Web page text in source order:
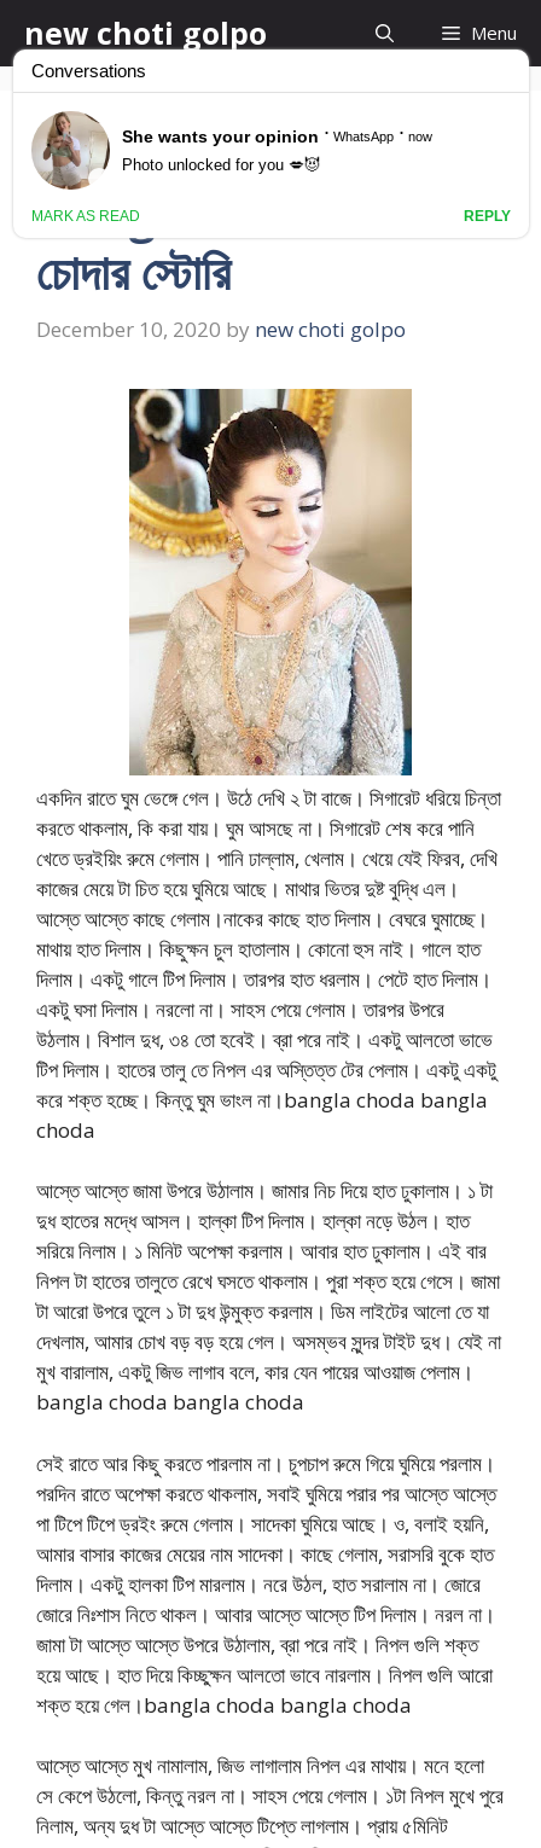
to
content
new choti golpo Menu
Bangla Choda
Bangla Choda বাংলা
চোদার স্টোরি
December 10, 2020 by new choti golpo
একদিন রাতে ঘুম ভেঙ্গে গেল। উঠে দেখি ২ টা বাজে। সিগারেট ধরিয়ে চিন্তা
করতে থাকলাম, কি করা যায়। ঘুম আসছে না। সিগারেট শেষ করে পানি
খেতে ড্রইয়িং রুমে গেলাম। পানি ঢাল্লাম, খেলাম। খেয়ে যেই ফিরব, দেখি
কাজের মেয়ে টা চিত হয়ে ঘুমিয়ে আছে। মাথার ভিতর দুষ্ট বুদ্ধি এল।
আস্তে আস্তে কাছে গেলাম।নাকের কাছে হাত দিলাম। বেঘরে ঘুমাচ্ছে।
মাথায় হাত দিলাম। কিছুক্ষন চুল হাতালাম। কোনো হুস নাই। গালে হাত
দিলাম। একটু গালে টিপ দিলাম। তারপর হাত ধরলাম। পেটে হাত দিলাম।
একটু ঘসা দিলাম। নরলো না। সাহস পেয়ে গেলাম। তারপর উপরে
উঠলাম। বিশাল দুধ, ৩৪ তো হবেই। ব্রা পরে নাই। একটু আলতো ভাভে
টিপ দিলাম। হাতের তালু তে নিপল এর অস্তিত্ত টের পেলাম। একটু একটু
করে শক্ত হচ্ছে। কিন্তু ঘুম ভাংল না।bangla choda bangla
choda
আস্তে আস্তে জামা উপরে উঠালাম। জামার নিচ দিয়ে হাত ঢুকালাম। ১ টা
দুধ হাতের মদ্ধে আসল। হাল্কা টিপ দিলাম। হাল্কা নড়ে উঠল। হাত
সরিয়ে নিলাম। ১ মিনিট অপেক্ষা করলাম। আবার হাত ঢুকালাম। এই বার
নিপল টা হাতের তালুতে রেখে ঘসতে থাকলাম। পুরা শক্ত হয়ে গেসে। জামা
টা আরো উপরে তুলে ১ টা দুধ উন্মুক্ত করলাম। ডিম লাইটের আলো তে যা
দেখলাম, আমার চোখ বড় বড় হয়ে গেল। অসম্ভব সুন্দর টাইট দুধ। যেই না
মুখ বারালাম, একটু জিভ লাগাব বলে, কার যেন পায়ের আওয়াজ পেলাম।
bangla choda bangla choda
সেই রাতে আর কিছু করতে পারলাম না। চুপচাপ রুমে গিয়ে ঘুমিয়ে পরলাম।
পরদিন রাতে অপেক্ষা করতে থাকলাম, সবাই ঘুমিয়ে পরার পর আস্তে আস্তে
পা টিপে টিপে ড্রইং রুমে গেলাম। সাদেকা ঘুমিয়ে আছে। ও, বলাই হয়নি,
আমার বাসার কাজের মেয়ের নাম সাদেকা। কাছে গেলাম, সরাসরি বুকে হাত
দিলাম। একটু হালকা টিপ মারলাম। নরে উঠল, হাত সরালাম না। জোরে
জোরে নিঃশাস নিতে থাকল। আবার আস্তে আস্তে টিপ দিলাম। নরল না।
জামা টা আস্তে আস্তে উপরে উঠালাম, ব্রা পরে নাই। নিপল গুলি শক্ত
হয়ে আছে। হাত দিয়ে কিচ্ছুক্ষন আলতো ভাবে নারলাম। নিপল গুলি আরো
শক্ত হয়ে গেল।bangla choda bangla choda
আস্তে আস্তে মুখ নামালাম, জিভ লাগালাম নিপল এর মাথায়। মনে হলো
সে কেপে উঠলো, কিন্তু নরল না। সাহস পেয়ে গেলাম। ১টা নিপল মুখে পুরে
নিলাম, অন্য দুধ টা আস্তে আস্তে টিপ্তে লাগলাম। প্রায় ৫মিনিট